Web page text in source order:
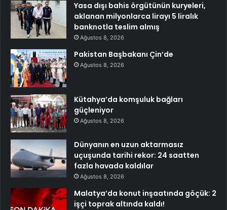
Yasa dışı bahis örgütünün kuryeleri,
aklanan milyonlarca lirayı 5 liralık
banknotla teslim almış
Ağustos 8, 2026
Pakistan Başbakanı Çin’de
Ağustos 8, 2026
Kütahya’da komşuluk bağları
güçleniyor
Ağustos 8, 2026
Dünyanın en uzun aktarmasız
uçuşunda tarihi rekor: 24 saatten
fazla havada kaldılar
Ağustos 8, 2026
Malatya’da konut inşaatında göçük: 2
işçi toprak altında kaldı!